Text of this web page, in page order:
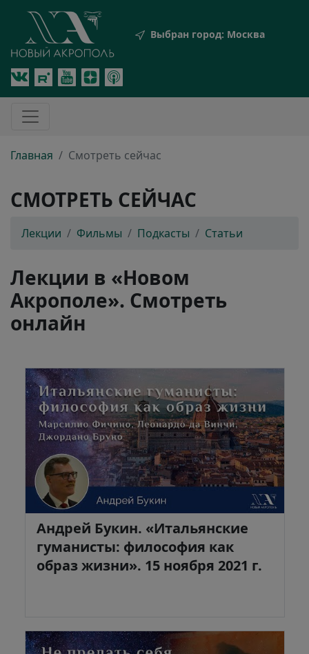
Выбран город: Москва
Главная Смотреть сейчас
СМОТРЕТЬ СЕЙЧАС
Лекции Фильмы Подкасты Статьи
Лекции в «Новом
Акрополе». Смотреть
онлайн
Андрей Букин. «Итальянские
гуманисты: философия как
образ жизни». 15 ноября 2021 г.